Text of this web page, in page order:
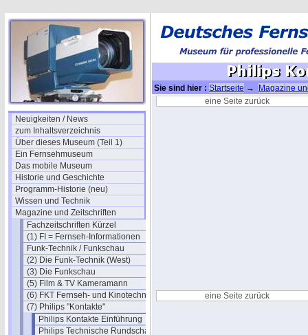
Neuigkeiten / News
zum Inhaltsverzeichnis
Über dieses Museum (Teil 1)
Ein Fernsehmuseum
Das mobile Museum
Historie und Geschichte
Programm-Historie (neu)
Wissen und Technik
Magazine und Zeitschriften
Fachzeitschriften Kürzel
(1) FI = Fernseh-Informationen
Funk-Technik / Funkschau
(2) Die Funk-Technik (West)
(3) Die Funkschau
(5) Film & TV Kameramann
(6) FKT Fernseh- und Kinotechnik
(7) Philips "Kontakte"
Philips Kontakte Einführung
Philips Technische Rundschau
Sie sind hier : Startseite →
Magazine
eine Seite zurück
eine Seite zurück